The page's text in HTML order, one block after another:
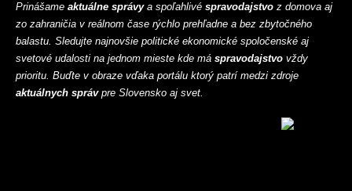
Prinášame aktuálne správya spoľahlivé spravodajstvo z domova aj
zo zahraničia v reálnom čase rýchlo prehľadne a bez zbytočného
balastu. Sledujte najnovšie politické ekonomické spoločenské aj
svetové udalosti na jednom mieste kde má spravodajstvo vždy
prioritu. Buďte v obraze vďaka portálu ktorý patrí medzi zdroje
aktuálnych správpre Slovensko aj svet.